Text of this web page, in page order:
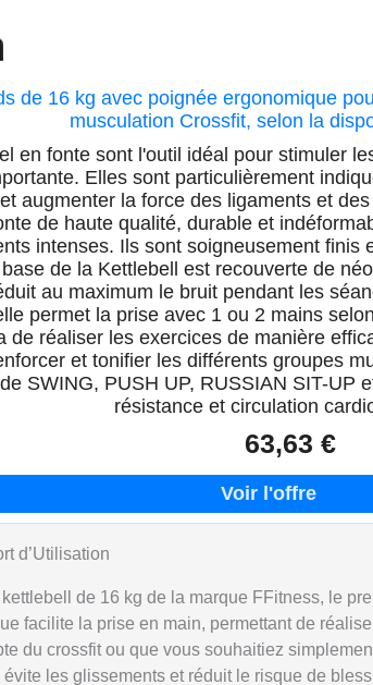
de 16 kg avec poignée ergonomique
musculation Crossfit, selon la
en fonte sont l'outil idéal pour stimuler
Elles sont particulièrement
augmenter la force des ligaments et
de haute qualité, durable et
intenses. Ils sont soigneusement finis
de la Kettlebell est recouverte de
au maximum le bruit pendant les
permet la prise avec 1 ou 2 mains
de réaliser les exercices de manière
et tonifier les différents groupes
SWING, PUSH UP, RUSSIAN SIT-UP
résistance et circulation
63,63 €
d’Utilisation
de 16 kg de la marque FFitness, le
facilite la prise en main, permettant de
du crossfit ou que vous souhaitiez
les glissements et réduit le risque de